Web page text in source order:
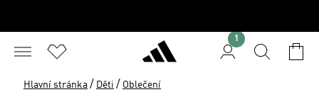
1
Hlavní stránka / Děti / Oblečení